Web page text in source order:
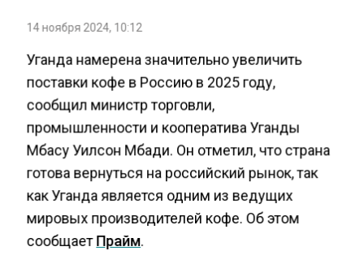
14 ноября 2024, 10:12
Уганда намерена значительно увеличить
поставки кофе в Россию в 2025 году,
сообщил министр торговли,
промышленности и кооператива Уганды
Мбасу Уилсон Мбади. Он отметил, что страна
готова вернуться на российский рынок, так
как Уганда является одним из ведущих
мировых производителей кофе. Об этом
сообщаетПрайм